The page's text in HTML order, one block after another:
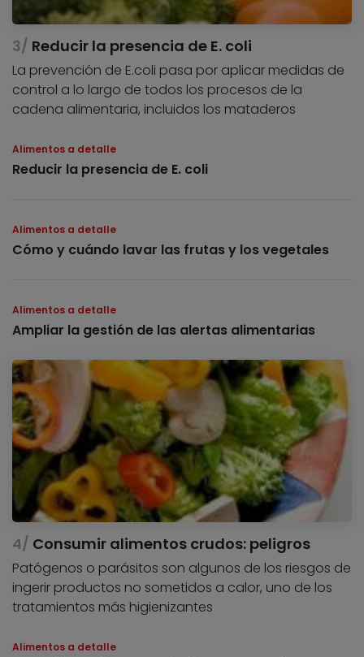
Reducir la presencia de E. coli
La prevención de E.coli pasa por aplicar medidas de
control a lo largo de todos los procesos de la
cadena alimentaria, incluidos los mataderos
Alimentos a detalle
Reducir la presencia de E. coli
Alimentos a detalle
Cómo y cuándo lavar las frutas y los vegetales
Alimentos a detalle
Ampliar la gestión de las alertas alimentarias
Consumir alimentos crudos: peligros
Patógenos o parásitos son algunos de los riesgos de
ingerir productos no sometidos a calor, uno de los
tratamientos más higienizantes
Alimentos a detalle